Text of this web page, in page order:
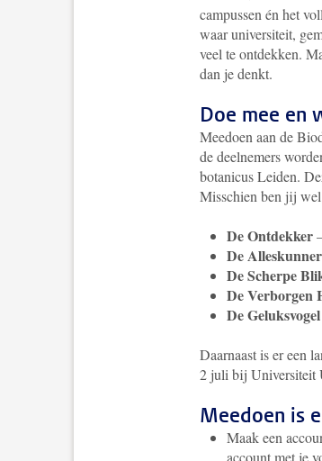
campussen én het
waar universiteit,
veel te ontdekken.
dan je denkt.
Doe mee en
Meedoen aan de
de deelnemers
botanicus Leiden.
Misschien ben jij
De Ontdekker
De Alleskunner
De Scherpe
De Verborgen
De Geluksvogel
Daarnaast is er een
2 juli bij Universiteit
Meedoen is
Maak een
account met je